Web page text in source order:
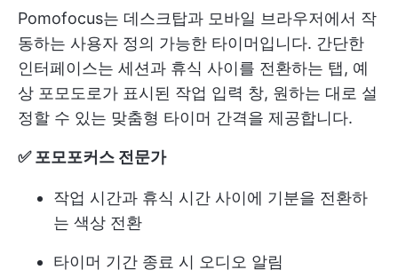
Pomofocus는 데스크탑과 모바일 브라우저에서 작
동하는 사용자 정의 가능한 타이머입니다. 간단한
인터페이스는 세션과 휴식 사이를 전환하는 탭, 예
상 포모도로가 표시된 작업 입력 창, 원하는 대로 설
정할 수 있는 맞춤형 타이머 간격을 제공합니다.
✅ 포모포커스 전문가
작업 시간과 휴식 시간 사이에 기분을 전환하
는 색상 전환
타이머 기간 종료 시 오디오 알림